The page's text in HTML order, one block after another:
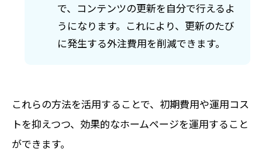
で、コンテンツの更新を自分で行えるよ
うになります。これにより、更新のたび
に発生する外注費用を削減できます。
これらの方法を活用することで、初期費用や運用コス
トを抑えつつ、効果的なホームページを運用すること
ができます。